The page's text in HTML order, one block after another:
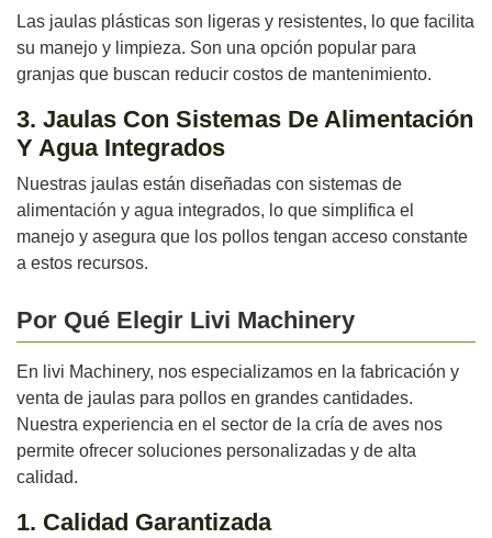
Las jaulas plásticas son ligeras y resistentes, lo que facilita
su manejo y limpieza. Son una opción popular para
granjas que buscan reducir costos de mantenimiento.
3. Jaulas Con Sistemas De Alimentación
Y Agua Integrados
Nuestras jaulas están diseñadas con sistemas de
alimentación y agua integrados, lo que simplifica el
manejo y asegura que los pollos tengan acceso constante
a estos recursos.
Por Qué Elegir Livi Machinery
En livi Machinery, nos especializamos en la fabricación y
venta de jaulas para pollos en grandes cantidades.
Nuestra experiencia en el sector de la cría de aves nos
permite ofrecer soluciones personalizadas y de alta
calidad.
1. Calidad Garantizada